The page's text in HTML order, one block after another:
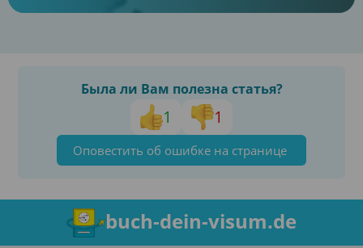
Была ли Вам полезна статья?
1 1
Оповестить об ошибке на странице
buch-dein-visum.de